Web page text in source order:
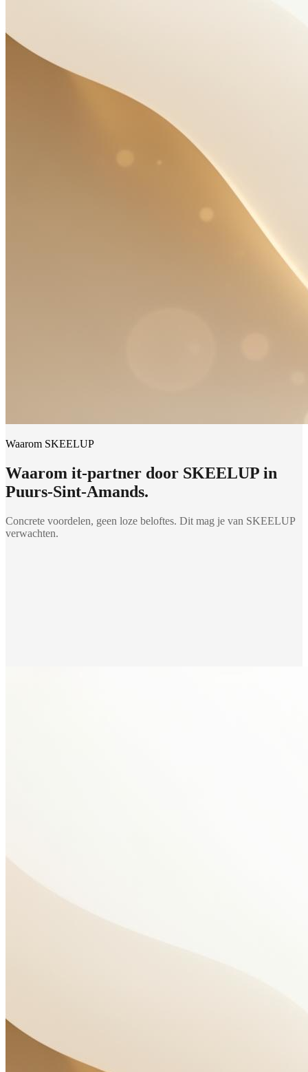
Waarom SKEELUP
Waarom it-partner door SKEELUP in
Puurs-Sint-Amands.
Concrete voordelen, geen loze beloftes. Dit mag je van SKEELUP
verwachten.